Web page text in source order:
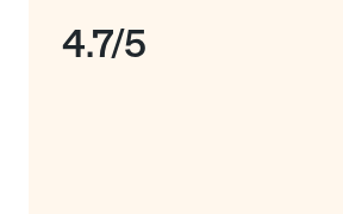
4.7/5